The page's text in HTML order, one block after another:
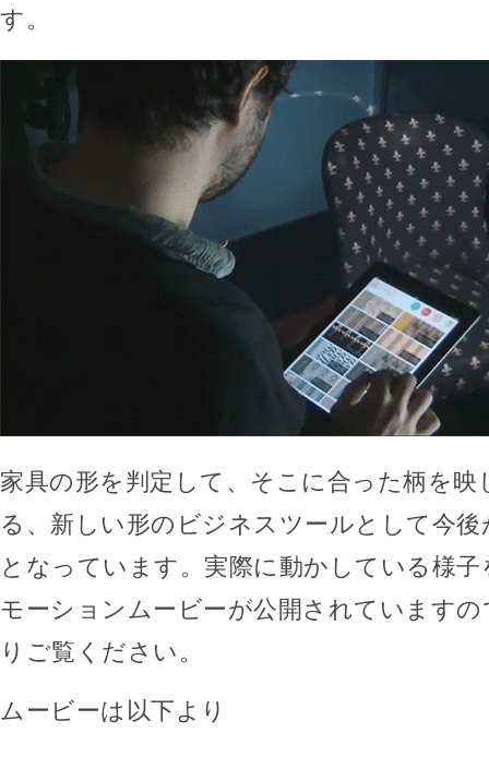
す。
家具の形を判定して、そこに合った柄を
る、新しい形のビジネスツールとして今
となっています。実際に動かしている様
モーションムービーが公開されています
りご覧ください。
ムービーは以下より